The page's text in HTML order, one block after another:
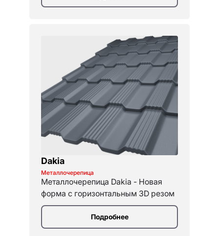
Dakia
Металлочерепица
Металлочерепица Dakia - Новая
форма с горизонтальным 3D резом
Подробнее